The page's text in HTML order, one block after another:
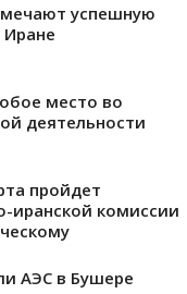
успешную
место во
деятельности
пройдет
иранской комиссии
АЭС в Бушере